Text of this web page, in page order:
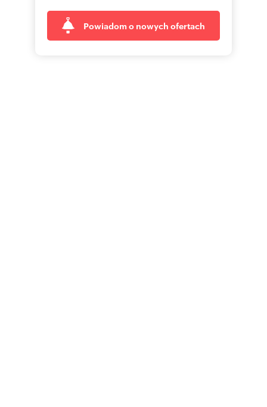
Powiadom o nowych ofertach